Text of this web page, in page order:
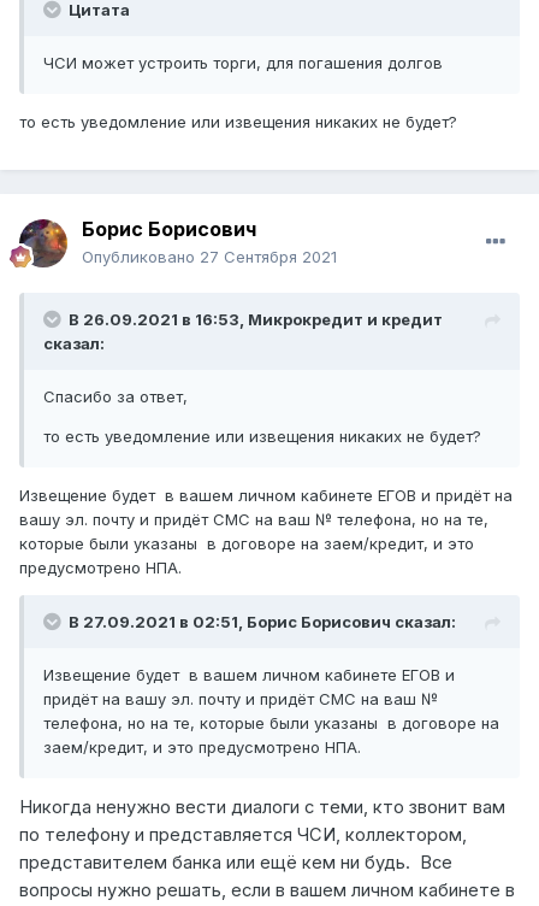
Цитата
ЧСИ может устроить торги, для погашения долгов
то есть уведомление или извещения никаких не будет?
Борис Борисович
Опубликовано 27 Сентября 2021
В 26.09.2021 в 16:53, Микрокредит и кредит
сказал:
Спасибо за ответ,
то есть уведомление или извещения никаких не будет?
Извещение будет в вашем личном кабинете ЕГОВ и придёт на
вашу эл. почту и придёт СМС на ваш № телефона, но на те,
которые были указаны в договоре на заем/кредит, и это
предусмотрено НПА.
В 27.09.2021 в 02:51, Борис Борисович сказал:
Извещение будет в вашем личном кабинете ЕГОВ и
придёт на вашу эл. почту и придёт СМС на ваш №
телефона, но на те, которые были указаны в договоре на
заем/кредит, и это предусмотрено НПА.
Никогда ненужно вести диалоги с теми, кто звонит вам
по телефону и представляется ЧСИ, коллектором,
представителем банка или ещё кем ни будь. Все
вопросы нужно решать, если в вашем личном кабинете в